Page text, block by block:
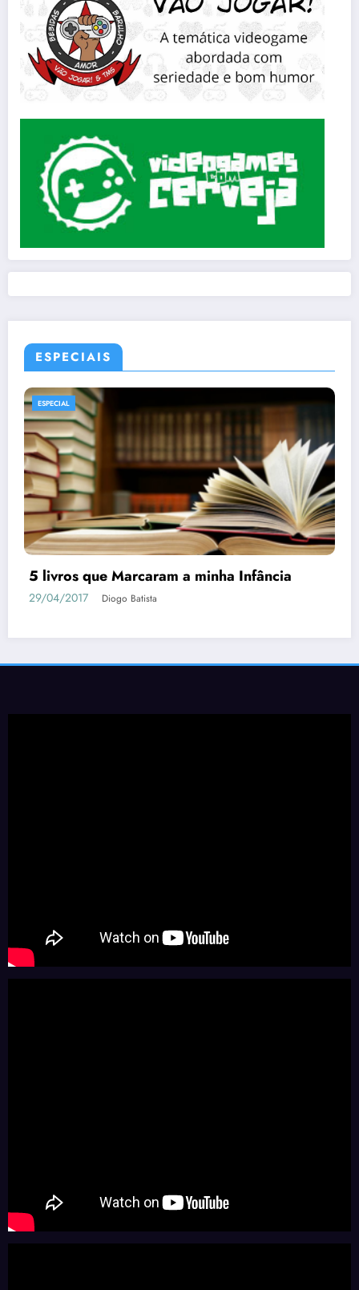
ESPECIAIS
ESPECIAL MANGÁS
Tudo o que Você Precisa Saber sobre
Berserk